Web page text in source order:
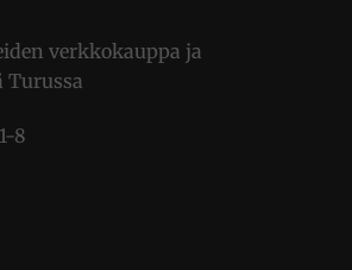
verkkokauppa ja
8